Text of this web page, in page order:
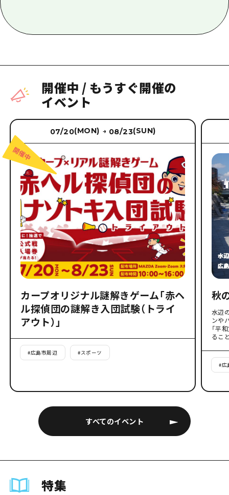
開催中 / もうすぐ開催の
イベント
すべてのイベント
07/20(MON) → 08/23(SUN)
カープオリジナル謎解きゲーム「赤ヘ
ル探偵団の謎解き入団試験（トライ
アウト）」
#広島市周辺 #スポーツ
秋
水辺
ンや
「平
るこ
#広
特集